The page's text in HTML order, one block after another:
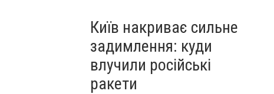
Київ накриває сильне
задимлення: куди
влучили російські
ракети